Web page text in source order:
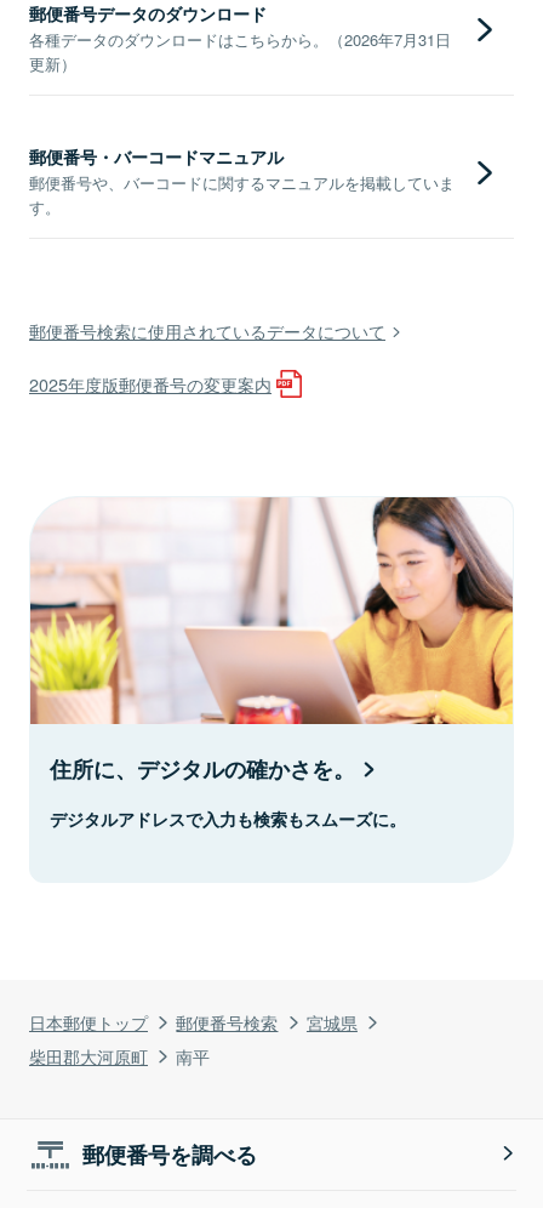
日本郵便トップ 郵便番号検索
宮城県
柴田郡大河原町
南平
郵便番号データのダウンロード
各種データのダウンロードはこちらから。（2026年7月31日
更新）
郵便番号・バーコードマニュアル
郵便番号や、バーコードに関するマニュアルを掲載していま
す。
郵便番号検索に使用されているデータについて
2025年度版郵便番号の変更案内
住所に、デジタルの確かさを。
デジタルアドレスで入力も検索もスムーズに。
郵便番号を調べる